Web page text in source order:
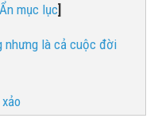
mục lục]
nhưng là cả cuộc đời